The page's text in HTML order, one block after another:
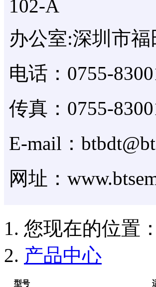
102-A
办公室:深圳市
电话：0755-
传真：0755-
E-mail：
网址：
您现在的位置：
产品中心
型号